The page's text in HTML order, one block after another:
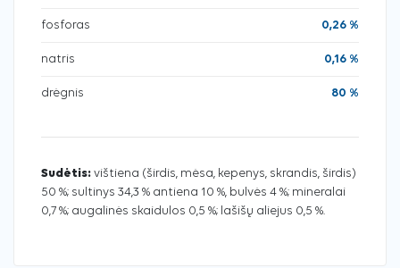
fosforas 0,26 %
natris 0,16 %
drėgnis 80 %
Sudėtis: vištiena (širdis, mėsa, kepenys, skrandis, širdis)
50 %; sultinys 34,3 % antiena 10 %, bulvės 4 %; mineralai
0,7 %; augalinės skaidulos 0,5 %; lašišų aliejus 0,5 %.